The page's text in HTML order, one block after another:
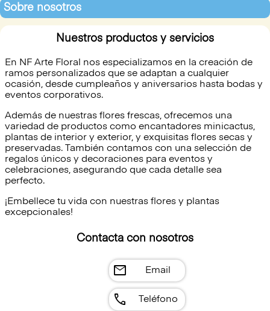
Sobre nosotros
Nuestros productos y servicios
En NF Arte Floral nos especializamos en la creación de
ramos personalizados que se adaptan a cualquier
ocasión, desde cumpleaños y aniversarios hasta bodas y
eventos corporativos.
Además de nuestras flores frescas, ofrecemos una
variedad de productos como encantadores minicactus,
plantas de interior y exterior, y exquisitas flores secas y
preservadas. También contamos con una selección de
regalos únicos y decoraciones para eventos y
celebraciones, asegurando que cada detalle sea
perfecto.
¡Embellece tu vida con nuestras flores y plantas
excepcionales!
Contacta con nosotros
mail Email
call Teléfono